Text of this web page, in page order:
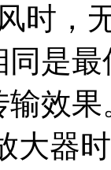
时，
是
输效
大器